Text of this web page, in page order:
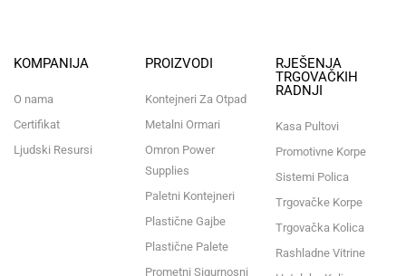
KOMPANIJA
O nama
Certifikat
Ljudski Resursi
PROIZVODI
Kontejneri Za Otpad
Metalni Ormari
Omron Power
Supplies
Paletni Kontejneri
Plastične Gajbe
Plastične Palete
Prometni Sigurnosni
RJEŠENJA
TRGOVAČKIH
RADNJI
Kasa Pultovi
Promotivne Korpe
Sistemi Polica
Trgovačke Korpe
Trgovačka Kolica
Rashladne Vitrine